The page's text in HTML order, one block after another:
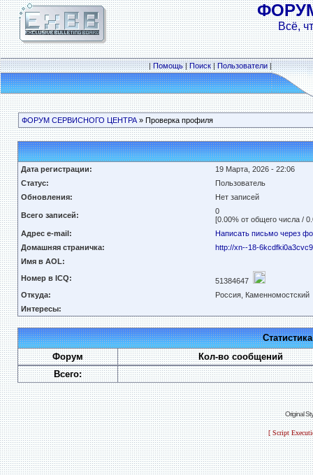
Всё,
|Помощь|Поиск|Пользователи|
ФОРУМ СЕРВИСНОГО ЦЕНТРА» Проверка профиля
Дата регистрации:
19 Марта, 2026 - 22:06
Статус:
Пользователь
Обновления:
Нет записей
Всего записей:
0
[0.00% от общего числа /
Адрес e-mail:
Написать письмо через
Домашняя страничка:
http://xn--18-
Имя в AOL:
Номер в ICQ:
51384647
Откуда:
Россия, Каменномостский
Интересы:
Форум
Кол-во сообщений
Всего:
Original
[ Script